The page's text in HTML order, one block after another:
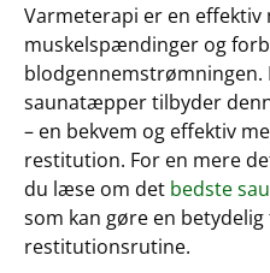
Varmeterapi er en
muskelspændinger og
saunatæpper tilbyder
– en bekvem og effektiv
restitution. For en mere
du læse om det bedste
som kan gøre en
restitutionsrutine.